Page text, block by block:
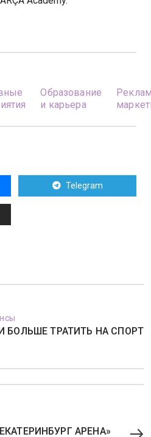
Образование
и карьера
Telegram
БОЛЬШЕ ТРАТИТЬ НА СПОРТ
АРЕНА»